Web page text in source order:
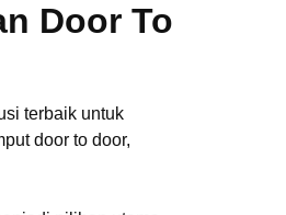
Door To
terbaik untuk
door to door,